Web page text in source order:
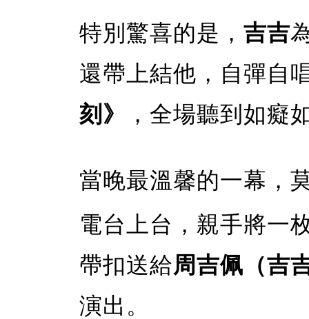
特別驚喜的是， 吉吉
還帶上結他，自彈自
刻》
，全場聽到如癡
當晚最溫馨的一幕，
電台上台，親手將一
帶扣送給周吉佩（吉
演出。